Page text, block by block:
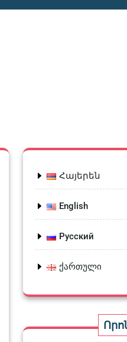
Հայերեն
English
Русский
ქართული